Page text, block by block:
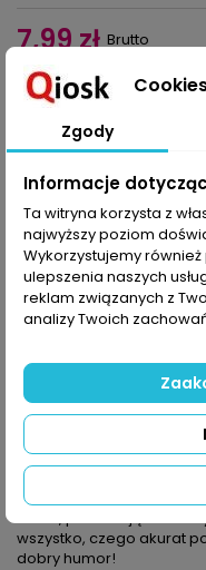
7,99 zł Brutto
Ilość
OPIS SZCZEGÓŁY
Czas wyszykować się
więc stosowne dodatki.
W sezonie możesz
patchworkowym
torbą z frędzlami, z
każda z nich podkreśli
może mieć ulubiony kolor
A gdy gorące dni już
torebkami. Plecak z
nerka, pozwalająca
wszystko, czego akurat
dobry humor!
Zgody
Informacje
Ta witryna korzysta z
najwyższy poziom
Wykorzystujemy
ulepszenia naszych
reklam związanych z
analizy Twoich